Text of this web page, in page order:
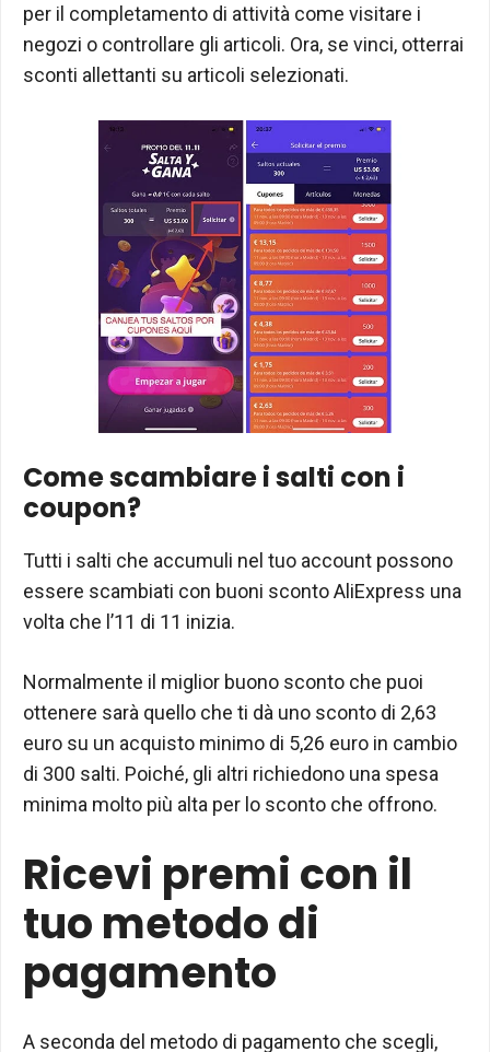
per il completamento di attività come visitare i
negozi o controllare gli articoli. Ora, se vinci, otterrai
sconti allettanti su articoli selezionati.
Come scambiare i salti con i
coupon?
Tutti i salti che accumuli nel tuo account possono
essere scambiati con buoni sconto AliExpress una
volta che l’11 di 11 inizia.
Normalmente il miglior buono sconto che puoi
ottenere sarà quello che ti dà uno sconto di 2,63
euro su un acquisto minimo di 5,26 euro in cambio
di 300 salti. Poiché, gli altri richiedono una spesa
minima molto più alta per lo sconto che offrono.
Ricevi premi con il
tuo metodo di
pagamento
A seconda del metodo di pagamento che scegli,